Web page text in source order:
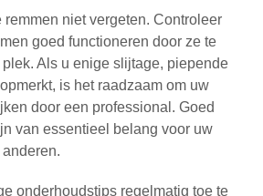
remmen niet vergeten. Controleer
goed functioneren door ze te
Als u enige slijtage, piepende
is het raadzaam om uw
door een professional. Goed
van essentieel belang voor uw
onderhoudstips regelmatig toe te